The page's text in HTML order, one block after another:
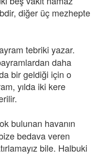
diğer üç mezhepte
tebriki yazar.
daha
bir geldiği için o
yılda iki kere
bulunan havanın
bedava veren
bile. Halbuki